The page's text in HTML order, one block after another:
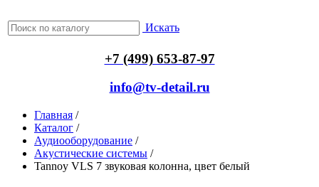
Искать
+7 (499) 653-87-97
info@tv-detail.ru
Главная /
Каталог /
Аудиооборудование /
Акустические системы /
Tannoy VLS 7 звуковая колонна, цвет белый